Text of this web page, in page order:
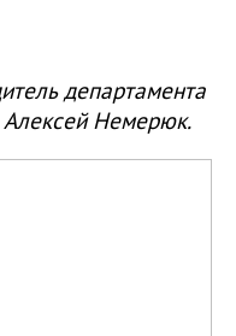
департамента
Алексей Немерюк.